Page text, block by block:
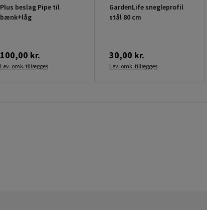
Plus beslag Pipe til
bænk+låg
100,00 kr.
Lev. omk. tillægges
GardenLife snegleprofil
stål 80 cm
30,00 kr.
Lev. omk. tillægges